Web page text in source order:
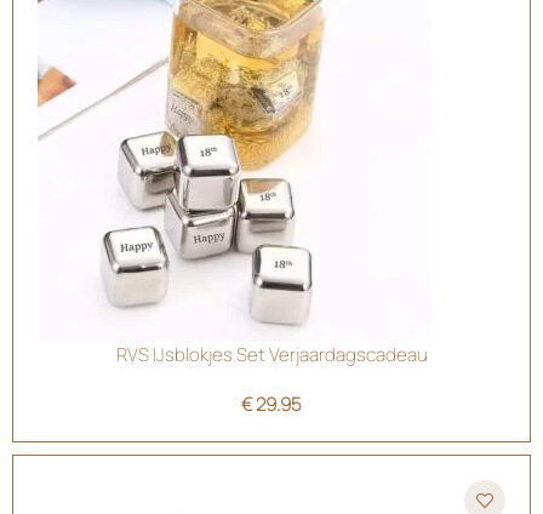
RVS IJsblokjes Set Verjaardagscadeau
€29.95